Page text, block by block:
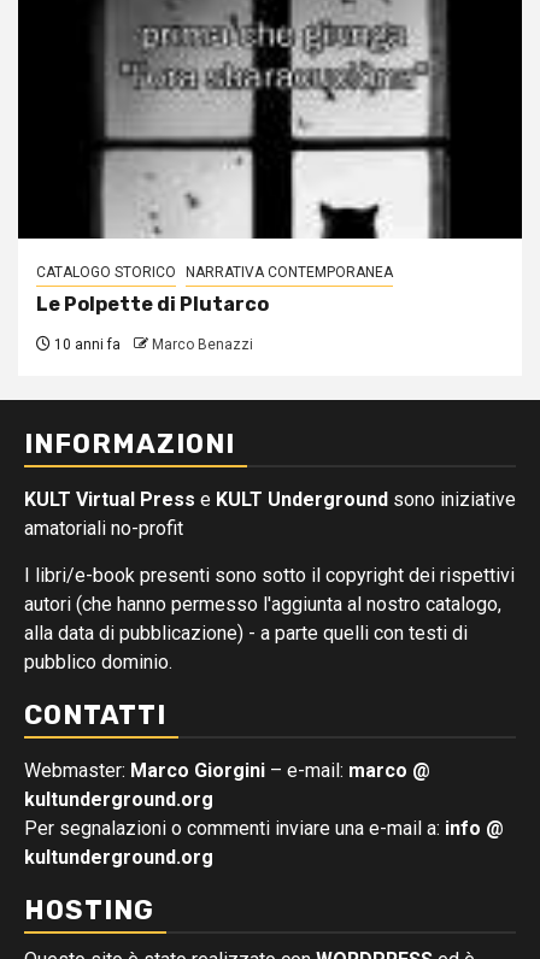
CATALOGO STORICO NARRATIVA CONTEMPORANEA
Le Polpette di Plutarco
10 anni fa Marco Benazzi
INFORMAZIONI
KULT Virtual Press e KULT Underground sono iniziative
amatoriali no-profit
I libri/e-book presenti sono sotto il copyright dei rispettivi
autori (che hanno permesso l'aggiunta al nostro catalogo,
alla data di pubblicazione) - a parte quelli con testi di
pubblico dominio.
CONTATTI
Webmaster: Marco Giorgini – e-mail: marco @
kultunderground.org
Per segnalazioni o commenti inviare una e-mail a: info @
kultunderground.org
HOSTING